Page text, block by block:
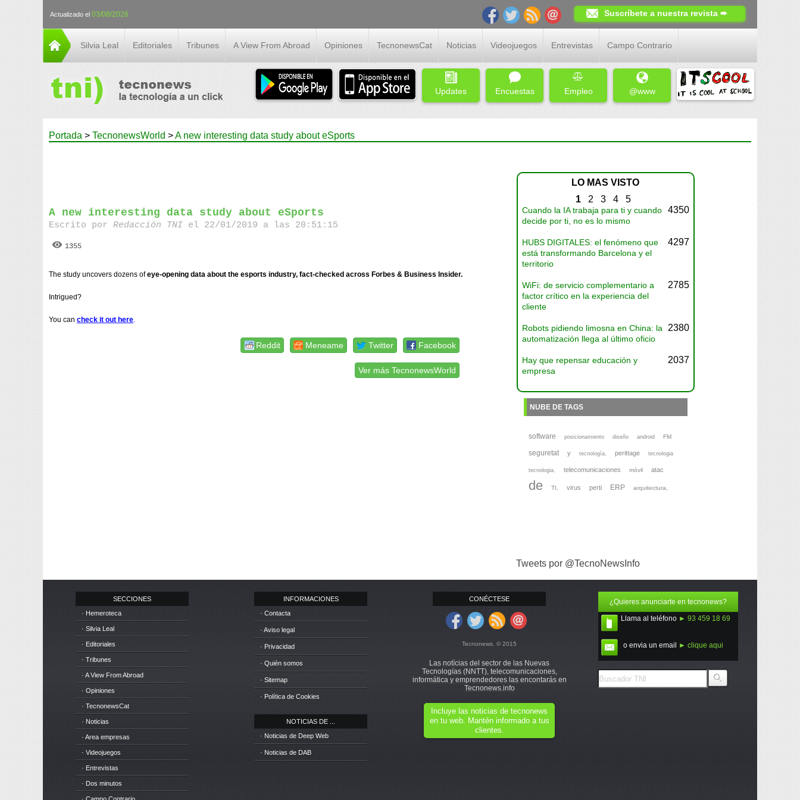
Actualizado el 03/08/2026 Suscríbete a nuestra revista ➨
Silvia Leal Editoriales Tribunes A View From Abroad Opiniones TecnonewsCat Noticias Videojuegos Entrevistas Campo Contrario
Updates Encuestas Empleo @www
Portada > TecnonewsWorld >A new interesting data study about eSports
A new interesting data study about eSports
Escrito por Redacción TNI el 22/01/2019 a las 20:51:15
1355
The study uncovers dozens ofeye-opening data about the esports industry, fact-checked across Forbes & Business Insider.
Intrigued?
You can check it out here.
Facebook
Twitter
Meneame
Reddit
Ver más TecnonewsWorld
LO MAS VISTO
1 2 3 4 5
Cuando la IA trabaja para ti y cuando
decide por ti, no es lo mismo
4350
HUBS DIGITALES: el fenómeno que
está transformando Barcelona y el
territorio
4297
WiFi: de servicio complementario a
factor crítico en la experiencia del
cliente
2785
Robots pidiendo limosna en China: la
automatización llega al último oficio
2380
Hay que repensar educación y
empresa
2037
NUBE DE TAGS
software posicionamiento diseño android FM
seguretat y tecnología, perittage tecnologia
tecnologia, telecomunicaciones móvil atac
de TI, virus perti ERP arquitectura,
Tweets por @TecnoNewsInfo
SECCIONES
· Hemeroteca
· Silvia Leal
· Editoriales
· Tribunes
· A View From Abroad
· Opiniones
· TecnonewsCat
· Noticias
· Area empresas
· Videojuegos
· Entrevistas
· Dos minutos
INFORMACIONES
· Contacta
· Aviso legal
· Privacidad
· Quién somos
· Sitemap
· Política de Cookies
NOTICIAS DE ...
· Noticias de Deep Web
· Noticias de DAB
CONÉCTESE
Tecnonews. © 2015
Las notícias del sector de las Nuevas
Tecnologías (NNTT), telecomunicaciones,
informática y emprendedores las encontarás en
Tecnonews.info
Incluye las noticias de tecnonews
en tu web. Mantén informado a tus
clientes.
¿Quieres anunciarte en tecnonews?
Llama al teléfono ► 93 459 18 69
o envia un email ► clique aqui